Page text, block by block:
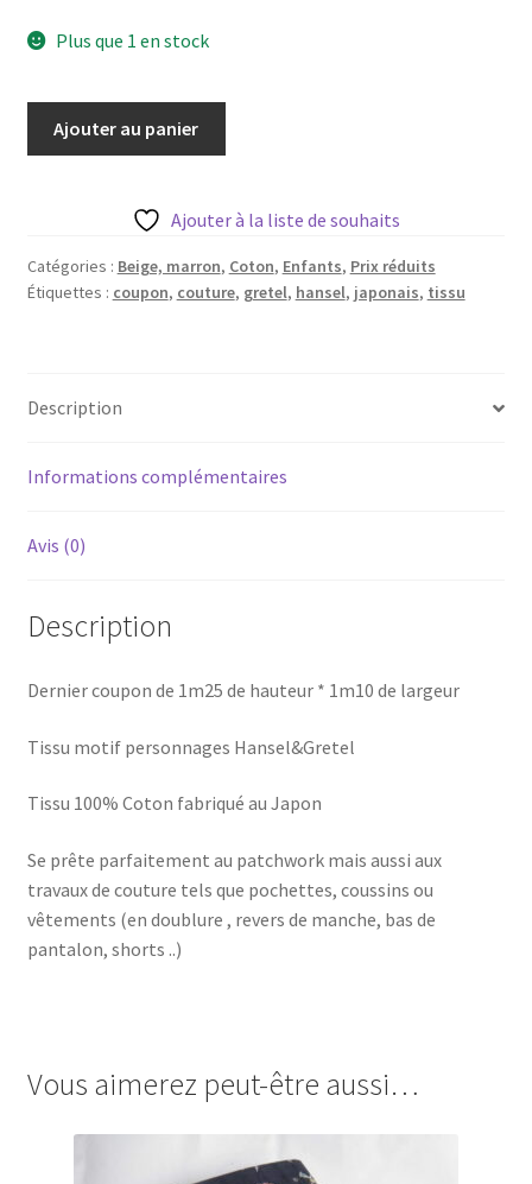
CGV
Mentions légales
initial
était :
17,50 €.
actuel
est :
15,00 €.
Plus que 1 en stock
Hansel&Gretel
Ajouter au panier
Ajouter à la liste de souhaits
Catégories : Beige, marron, Coton, Enfants, Prix réduits
Étiquettes : coupon, couture, gretel, hansel, japonais, tissu
Description
Informations complémentaires
Avis (0)
Description
Dernier coupon de 1m25 de hauteur * 1m10 de largeur
Tissu motif personnages Hansel&Gretel
Tissu 100% Coton fabriqué au Japon
Se prête parfaitement au patchwork mais aussi aux
travaux de couture tels que pochettes, coussins ou
vêtements (en doublure , revers de manche, bas de
pantalon, shorts ..)
Vous aimerez peut-être aussi…